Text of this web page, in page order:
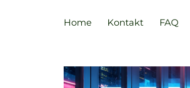
Home Kontakt FAQ